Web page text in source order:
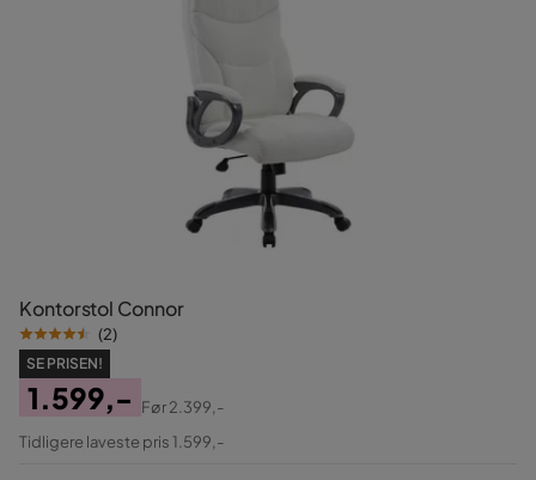
Kontorstol Connor
(2)
SE PRISEN!
Pris
1.599,-
Original
Før2.399,-
Tidligere laveste pris 1.599,-